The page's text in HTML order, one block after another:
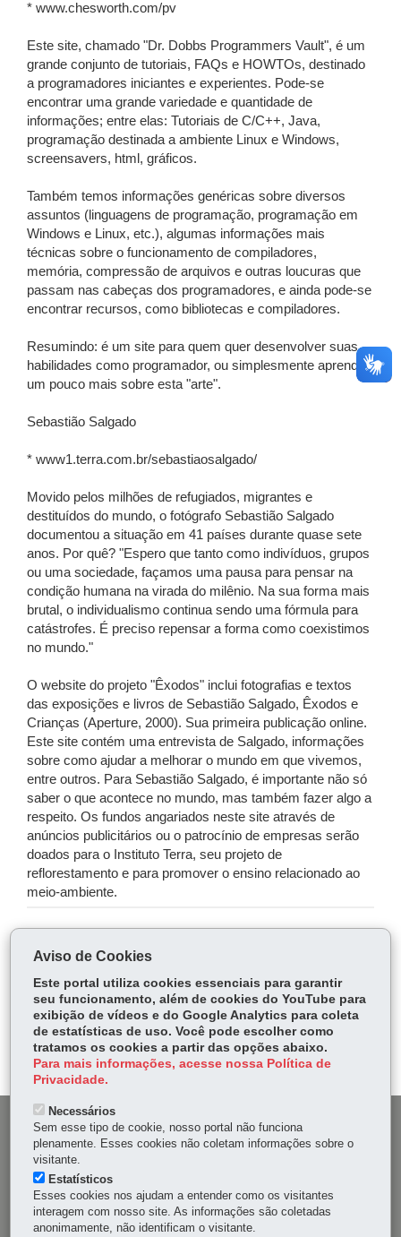
* www.chesworth.com/pv
Este site, chamado "Dr. Dobbs Programmers Vault", é um
grande conjunto de tutoriais, FAQs e HOWTOs, destinado
a programadores iniciantes e experientes. Pode-se
encontrar uma grande variedade e quantidade de
informações; entre elas: Tutoriais de C/C++, Java,
programação destinada a ambiente Linux e Windows,
screensavers, html, gráficos.
Também temos informações genéricas sobre diversos
assuntos (linguagens de programação, programação em
Windows e Linux, etc.), algumas informações mais
técnicas sobre o funcionamento de compiladores,
memória, compressão de arquivos e outras loucuras que
passam nas cabeças dos programadores, e ainda pode-se
encontrar recursos, como bibliotecas e compiladores.
Resumindo: é um site para quem quer desenvolver suas
habilidades como programador, ou simplesmente aprender
um pouco mais sobre esta "arte".
Sebastião Salgado
* www1.terra.com.br/sebastiaosalgado/
Movido pelos milhões de refugiados, migrantes e
destituídos do mundo, o fotógrafo Sebastião Salgado
documentou a situação em 41 países durante quase sete
anos. Por quê? "Espero que tanto como indivíduos, grupos
ou uma sociedade, façamos uma pausa para pensar na
condição humana na virada do milênio. Na sua forma mais
brutal, o individualismo continua sendo uma fórmula para
catástrofes. É preciso repensar a forma como coexistimos
no mundo."
O website do projeto "Êxodos" inclui fotografias e textos
das exposições e livros de Sebastião Salgado, Êxodos e
Crianças (Aperture, 2000). Sua primeira publicação online.
Este site contém uma entrevista de Salgado, informações
sobre como ajudar a melhorar o mundo em que vivemos,
entre outros. Para Sebastião Salgado, é importante não só
saber o que acontece no mundo, mas também fazer algo a
respeito. Os fundos angariados neste site através de
anúncios publicitários ou o patrocínio de empresas serão
doados para o Instituto Terra, seu projeto de
reflorestamento e para promover o ensino relacionado ao
meio-ambiente.
ce
bo
ok
Tw
itt
er
ha
ts
Ap
p
Voltar Início Imprimir Baixar
MAPA DO SITE
DENUNCIE CORRUPÇÃO
OUVIDORIA
Aviso de Cookies
Este portal utiliza cookies essenciais para garantir
seu funcionamento, além de cookies do YouTube para
exibição de vídeos e do Google Analytics para coleta
de estatísticas de uso. Você pode escolher como
tratamos os cookies a partir das opções abaixo.
Para mais informações, acesse nossa Política de
Privacidade.
Necessários
Sem esse tipo de cookie, nosso portal não funciona
plenamente. Esses cookies não coletam informações sobre o
visitante.
Estatísticos
Esses cookies nos ajudam a entender como os visitantes
interagem com nosso site. As informações são coletadas
anonimamente, não identificam o visitante.